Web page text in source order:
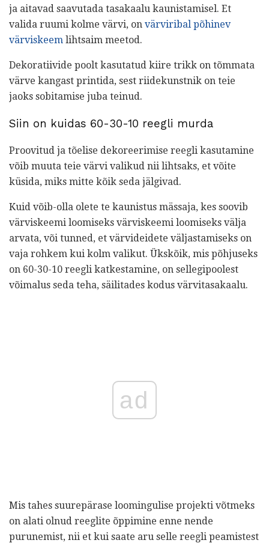
ja aitavad saavutada tasakaalu kaunistamisel. Et
valida ruumi kolme värvi, on värviribal põhinev
värviskeem lihtsaim meetod.
Dekoratiivide poolt kasutatud kiire trikk on tõmmata
värve kangast printida, sest riidekunstnik on teie
jaoks sobitamise juba teinud.
Siin on kuidas 60-30-10 reegli murda
Proovitud ja tõelise dekoreerimise reegli kasutamine
võib muuta teie värvi valikud nii lihtsaks, et võite
küsida, miks mitte kõik seda jälgivad.
Kuid võib-olla olete te kaunistus mässaja, kes soovib
värviskeemi loomiseks värviskeemi loomiseks välja
arvata, või tunned, et värvideidete väljastamiseks on
vaja rohkem kui kolm valikut. Ükskõik, mis põhjuseks
on 60-30-10 reegli katkestamine, on sellegipoolest
võimalus seda teha, säilitades kodus värvitasakaalu.
ad
Mis tahes suurepärase loomingulise projekti võtmeks
on alati olnud reeglite õppimine enne nende
purunemist, nii et kui saate aru selle reegli peamistest